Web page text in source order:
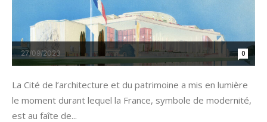
27/09/2023 0
La Cité de l’architecture et du patrimoine a mis en lumière
le moment durant lequel la France, symbole de modernité,
est au faîte de...